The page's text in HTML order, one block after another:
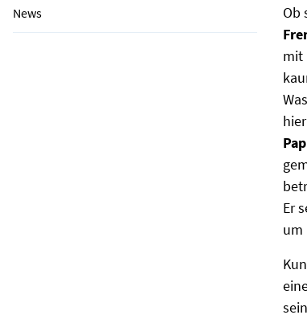
News Ob
mit
Er
um